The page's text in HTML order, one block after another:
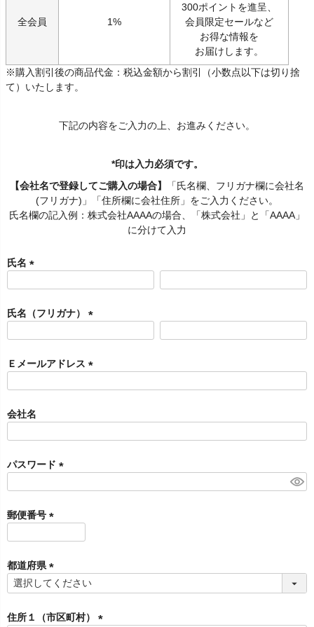
全会員 1%
300ポイントを進呈、
会員限定セールなど
お得な情報を
お届けします。
※購入割引後の商品代金：税込金額から割引（小数点以下は切り捨
て）いたします。
下記の内容をご入力の上、お進みください。
*印は入力必須です。
【会社名で登録してご購入の場合】
「氏名欄、フリガナ欄に会社名
(フリガナ)」「住所欄に会社住所」をご入力ください。
氏名欄の記入例：株式会社AAAAの場合、「株式会社」と「AAAA」
に分けて入力
氏名
須
)
氏名（フリガナ）
須
)
Ｅメールアドレス
)
会社名
パスワード
)
郵便番号
須
)
都道府県
(
須
住所１（市区町村）